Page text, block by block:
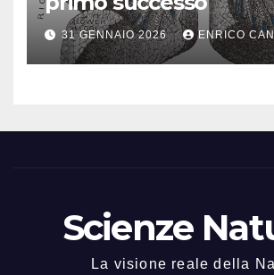
31 GENNAIO 2026 ENRICO
Scienze
La visione reale della